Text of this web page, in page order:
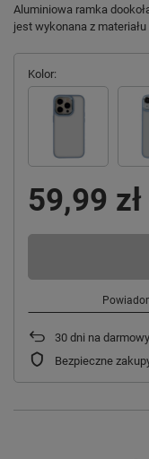
Aluminiowa ramka
jest wykonana z materiału
Kolor
59,99 zł
30 dni na
Bezpieczne